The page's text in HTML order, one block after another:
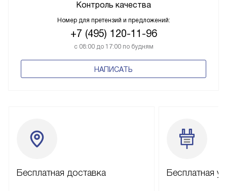
Контроль качества
Номер для претензий и предложений:
+7 (495) 120-11-96
с 08:00 до 17:00 по будням
НАПИСАТЬ
Бесплатная доставка Бесплатная